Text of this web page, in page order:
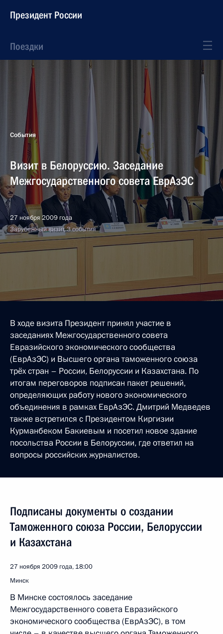
Президент России
Поездки
События
Визит в Белоруссию. Заседание
Межгосударственного совета ЕврАзЭС
27 ноября 2009 года
Зарубежный визит, 3 события
В ходе визита Президент принял участие в
заседаниях Межгосударственного совета
Евразийского экономического сообщества
(ЕврАзЭС) и Высшего органа таможенного союза
трёх стран – России, Белоруссии и Казахстана. По
итогам переговоров подписан пакет решений,
определяющих работу нового экономического
объединения в рамках ЕврАзЭС. Дмитрий Медведев
также встретился с Президентом Киргизии
Курманбеком Бакиевым и посетил новое здание
посольства России в Белоруссии, где ответил на
вопросы российских журналистов.
Подписаны документы о создании
Таможенного союза России, Белоруссии
и Казахстана
27 ноября 2009 года, 18:00
Минск
В Минске состоялось заседание
Межгосударственного совета Евразийского
экономического сообщества (ЕврАзЭС), в том